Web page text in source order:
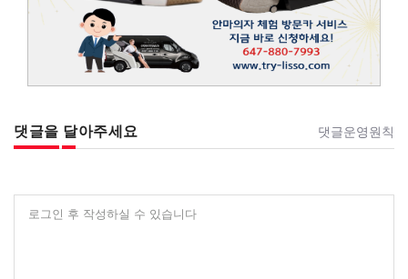
댓글을 달아주세요 댓글운영원칙
로그인 후 작성하실 수 있습니다